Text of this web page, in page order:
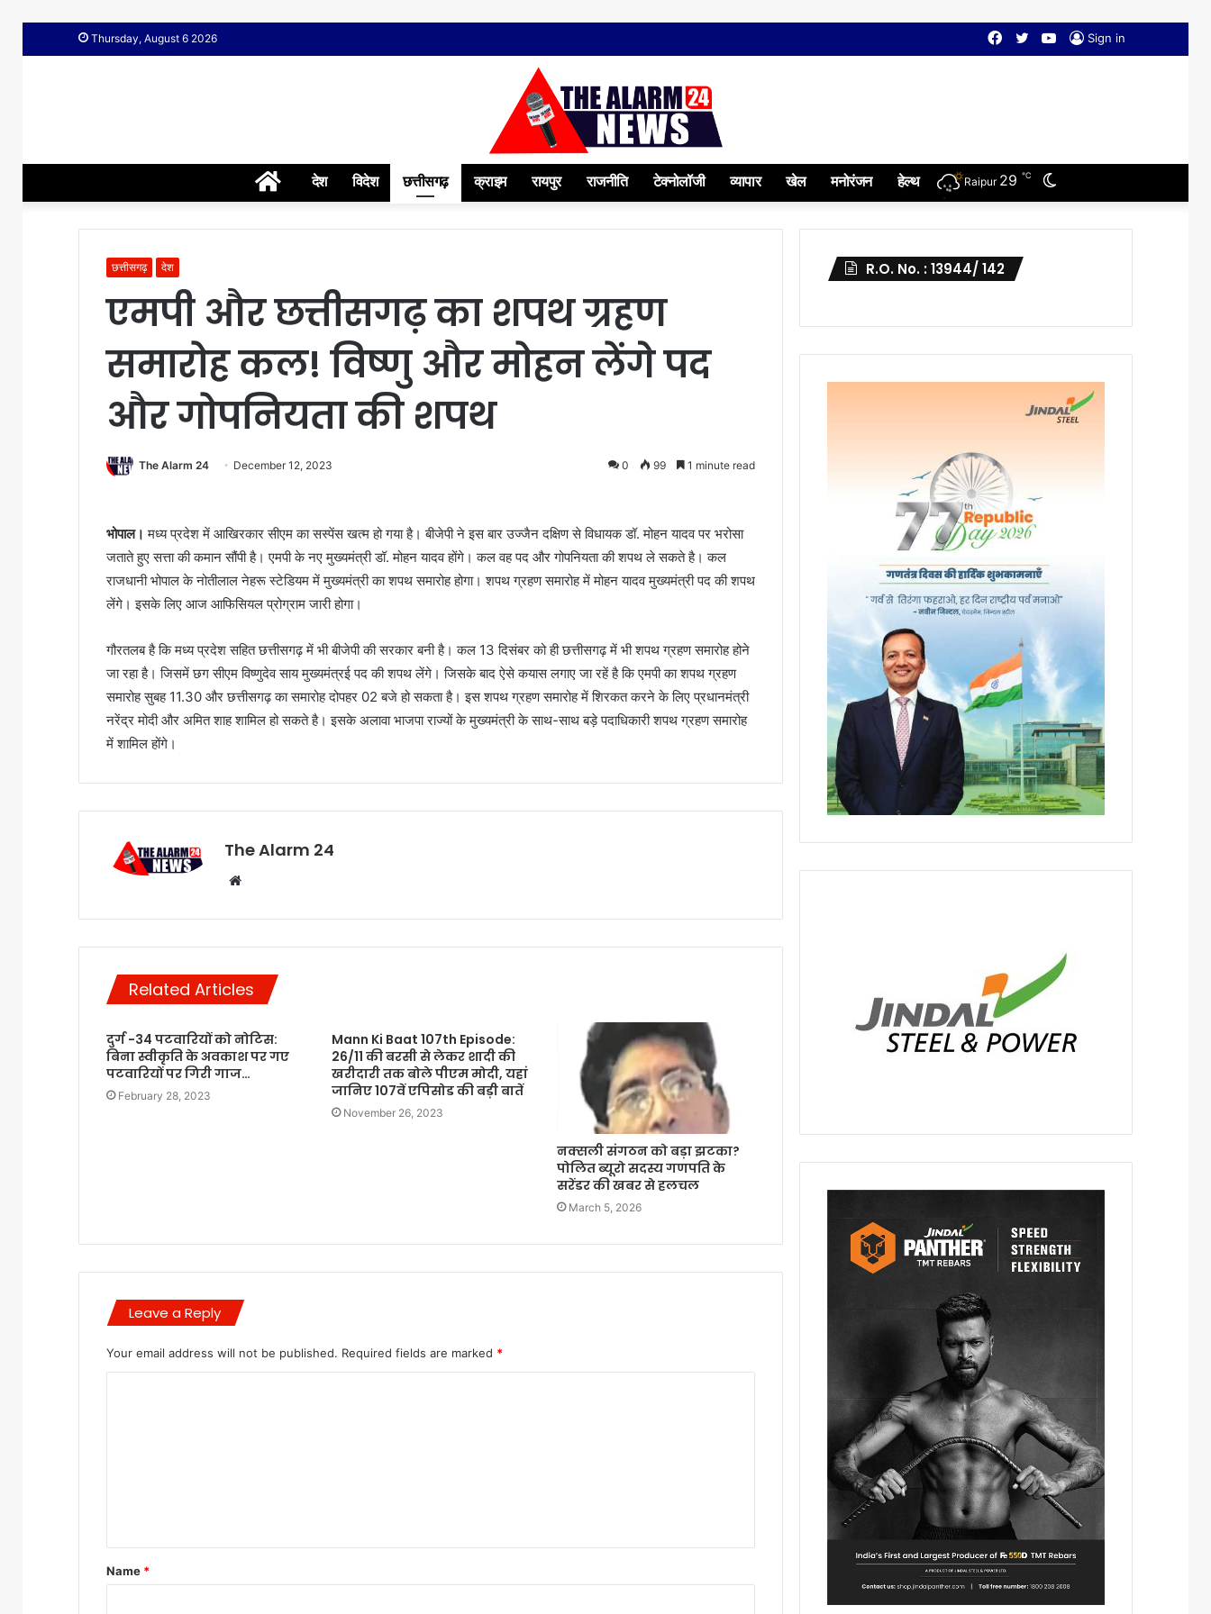
Thursday, August 6 2026 Sign in
YouTube
Twitter
Facebook
Homeदेश विदेश छत्तीसगढ़ क्राइम रायपुर राजनीति टेक्नोलॉजी व्यापार खेल मनोरंजन हेल्थ Raipur 29 ℃
छत्तीसगढ़ देश
एमपी और छत्तीसगढ़ का शपथ ग्रहण
समारोह कल! विष्णु और मोहन लेंगे पद
और गोपनियता की शपथ
The Alarm 24 December 12, 2023 0 99 1 minute read
भोपाल। मध्य प्रदेश में आखिरकार सीएम का सस्पेंस खत्म हो गया है। बीजेपी ने इस बार उज्जैन दक्षिण से विधायक डॉ. मोहन यादव पर भरोसा
जताते हुए सत्ता की कमान सौंपी है। एमपी के नए मुख्यमंत्री डॉ. मोहन यादव होंगे। कल वह पद और गोपनियता की शपथ ले सकते है। कल
राजधानी भोपाल के नोतीलाल नेहरू स्टेडियम में मुख्यमंत्री का शपथ समारोह होगा। शपथ ग्रहण समारोह में मोहन यादव मुख्यमंत्री पद की शपथ
लेंगे। इसके लिए आज आफिसियल प्रोग्राम जारी होगा।
गौरतलब है कि मध्य प्रदेश सहित छत्तीसगढ़ में भी बीजेपी की सरकार बनी है। कल 13 दिसंबर को ही छत्तीसगढ़ में भी शपथ ग्रहण समारोह होने
जा रहा है। जिसमें छग सीएम विष्णुदेव साय मुख्यमंत्रई पद की शपथ लेंगे। जिसके बाद ऐसे कयास लगाए जा रहें है कि एमपी का शपथ ग्रहण
समारोह सुबह 11.30 और छत्तीसगढ़ का समारोह दोपहर 02 बजे हो सकता है। इस शपथ ग्रहण समारोह में शिरकत करने के लिए प्रधानमंत्री
नरेंद्र मोदी और अमित शाह शामिल हो सकते है। इसके अलावा भाजपा राज्यों के मुख्यमंत्री के साथ-साथ बड़े पदाधिकारी शपथ ग्रहण समारोह
में शामिल होंगे।
The Alarm 24
Website
Related Articles
दुर्ग -34 पटवारियों को नोटिस:
बिना स्वीकृति के अवकाश पर गए
पटवारियों पर गिरी गाज…
February 28, 2023
Mann Ki Baat 107th Episode:
26/11 की बरसी से लेकर शादी की
खरीदारी तक बोले पीएम मोदी, यहां
जानिए 107वें एपिसोड की बड़ी बातें
November 26, 2023
नक्सली संगठन को बड़ा झटका?
पोलित ब्यूरो सदस्य गणपति के
सरेंडर की खबर से हलचल
March 5, 2026
Leave a Reply
Your email address will not be published. Required fields are marked *
t
*
Name *
R.O. No. : 13944/ 142